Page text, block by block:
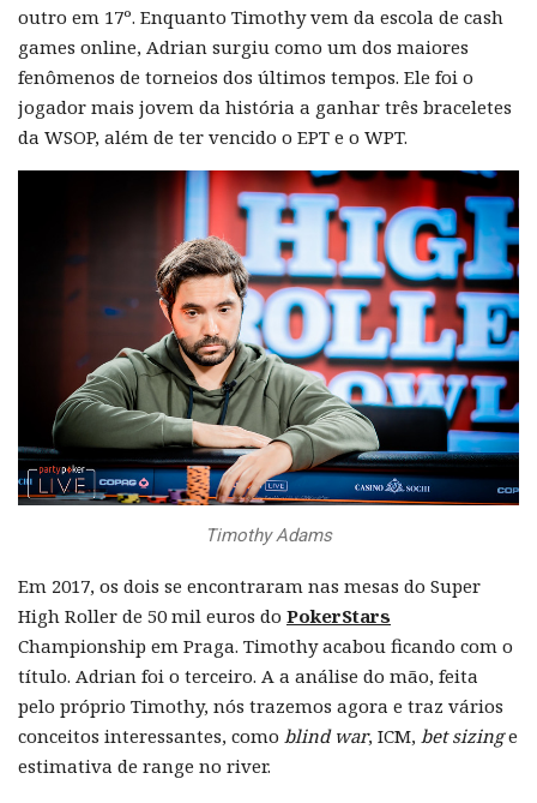
outro em 17º. Enquanto Timothy vem da escola de cash
games online, Adrian surgiu como um dos maiores
fenômenos de torneios dos últimos tempos. Ele foi o
jogador mais jovem da história a ganhar três braceletes
da WSOP, além de ter vencido o EPT e o WPT.
Timothy Adams
Em 2017, os dois se encontraram nas mesas do Super
High Roller de 50 mil euros do PokerStars
Championship em Praga. Timothy acabou ficando com o
título. Adrian foi o terceiro. A a análise do mão, feita
pelo próprio Timothy, nós trazemos agora e traz vários
conceitos interessantes, como blind war, ICM, bet sizinge
estimativa de range no river.